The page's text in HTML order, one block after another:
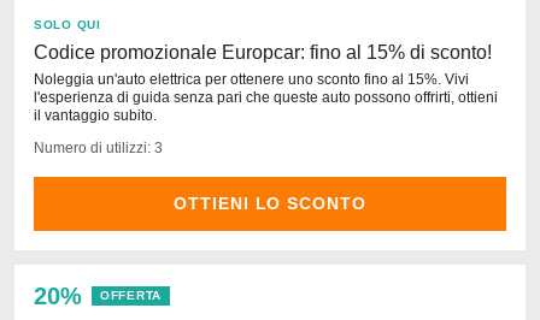
SOLO QUI
Codice promozionale Europcar: fino al 15% di sconto!
Noleggia un'auto elettrica per ottenere uno sconto fino al 15%. Vivi
l'esperienza di guida senza pari che queste auto possono offrirti, ottieni
il vantaggio subito.
Numero di utilizzi: 3
OTTIENI LO SCONTO
20% OFFERTA